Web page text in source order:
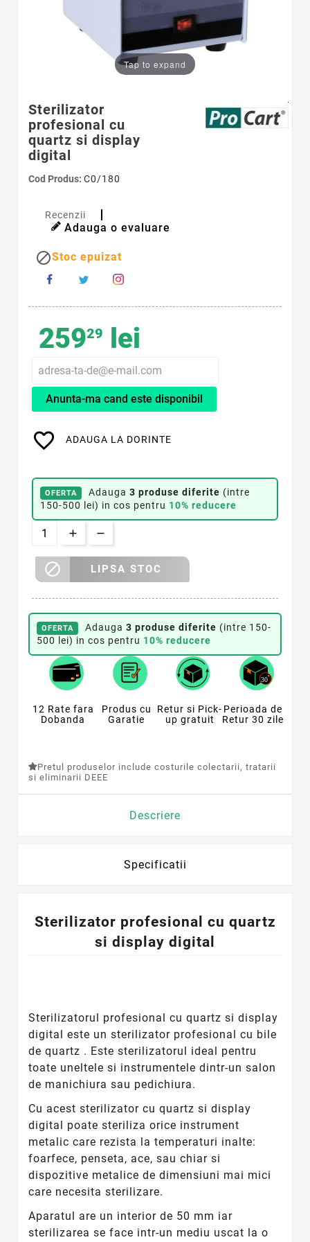
Tap to expand
Sterilizator
profesional cu
quartz si display
digital
Cod Produs: C0/180
Recenzii
Adauga o evaluare
Stoc epuizat
25929 lei
Anunta-ma cand este disponibil
favorite_border ADAUGA LA DORINTE
OFERTA Adauga 3 produse diferite (intre
150-500 lei) in cos pentru 10% reducere
 LIPSA STOC
OFERTA Adauga 3 produse diferite (intre 150-
500 lei) in cos pentru 10% reducere
12 Rate fara
Dobanda
Produs cu
Garatie
Retur si Pick-
up gratuit
Perioada de
Retur 30 zile
Pretul produselor include costurile colectarii, tratarii
si eliminarii DEEE
Descriere
Specificatii
Sterilizator profesional cu quartz
si display digital
Sterilizatorul profesional cu quartz si display
digital este un sterilizator profesional cu bile
de quartz . Este sterilizatorul ideal pentru
toate uneltele si instrumentele dintr-un salon
de manichiura sau pedichiura.
Cu acest sterilizator cu quartz si display
digital poate steriliza orice instrument
metalic care rezista la temperaturi inalte:
foarfece, penseta, ace, sau chiar si
dispozitive metalice de dimensiuni mai mici
care necesita sterilizare.
Aparatul are un interior de 50 mm iar
sterilizarea se face intr-un mediu uscat la o